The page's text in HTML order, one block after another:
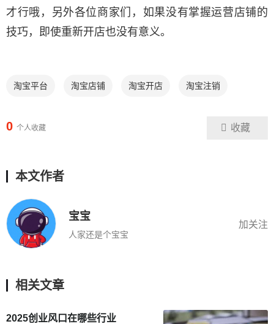
才行哦，另外各位商家们，如果没有掌握运营店铺的
技巧，即使重新开店也没有意义。
淘宝平台 淘宝店铺 淘宝开店 淘宝注销
0 个人收藏 收藏
本文作者
宝宝
人家还是个宝宝
加关注
相关文章
2025创业风口在哪些行业